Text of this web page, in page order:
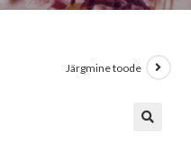
Järgmine toode